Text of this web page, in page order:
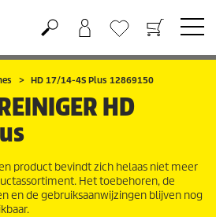
HD 17/14-4S Plus 12869150
HD
product bevindt zich helaas niet meer
Het toebehoren, de
en de gebruiksaanwijzingen blijven nog